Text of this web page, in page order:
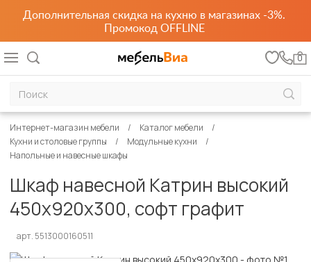
Дополнительная скидка на кухню в магазинах -3%.
Промокод OFFLINE
0
Интернет-магазин мебели
Каталог мебели
Кухни и столовые группы
Модульные кухни
Напольные и навесные шкафы
Шкаф навесной Катрин высокий
450х920х300, софт графит
арт. 5513000160511